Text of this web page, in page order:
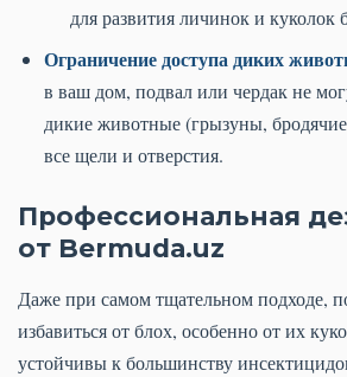
для развития личинок и куколок
Ограничение доступа диких
в ваш дом, подвал или чердак не
дикие животные (грызуны,
все щели и отверстия.
Профессиональная
от Bermuda.uz
Даже при самом тщательном подходе,
избавиться от блох, особенно от их
устойчивы к большинству